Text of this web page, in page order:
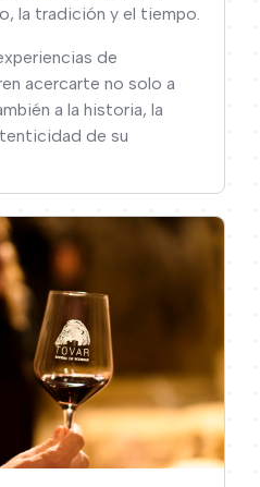
la tradición y el tiempo.
de
acercarte no solo a
a la historia, la
de su